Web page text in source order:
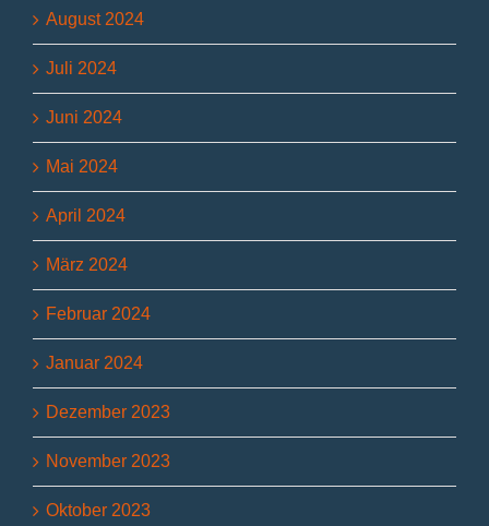
August 2024
Juli 2024
Juni 2024
Mai 2024
April 2024
März 2024
Februar 2024
Januar 2024
Dezember 2023
November 2023
Oktober 2023